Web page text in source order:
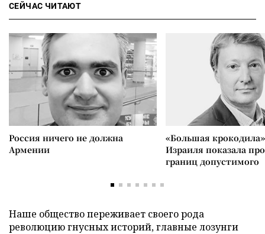
СЕЙЧАС ЧИТАЮТ
Россия ничего не должна
Армении
«Большая
Израиля показала
границ допустимого
Наше общество переживает своего рода
революцию гнусных историй, главные лозунги